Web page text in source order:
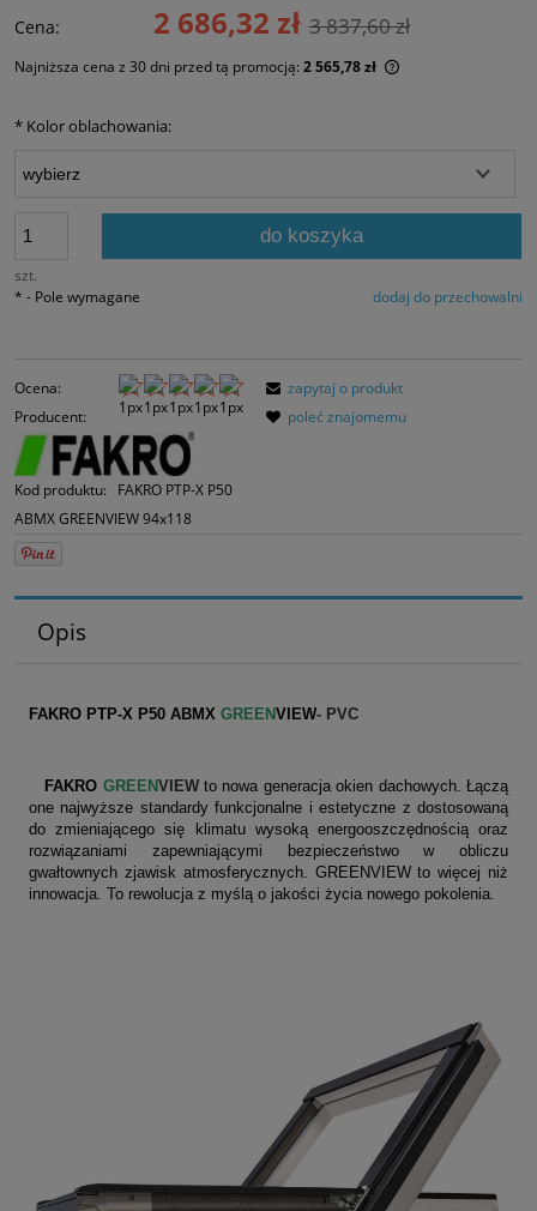
Cena: 2 686,32 zł 3 837,60 zł
Najniższa cena z 30 dni przed tą promocją: 2 565,78 zł
* Kolor oblachowania:
szt.
do koszyka
dodaj do przechowalni
* - Pole wymagane
Ocena:
Producent:
Kod produktu:
FAKRO PTP-X P50
ABMX GREENVIEW 94x118
zapytaj o produkt
poleć znajomemu
Opis
FAKRO PTP-X P50 ABMX GREENVIEW- PVC
FAKRO GREENVIEWto nowa generacja okien dachowych. Łączą
one najwyższe standardy funkcjonalne i estetyczne z dostosowaną
do zmieniającego się klimatu wysoką energooszczędnością oraz
rozwiązaniami zapewniającymi bezpieczeństwo w obliczu
gwałtownych zjawisk atmosferycznych. GREENVIEW to więcej niż
innowacja. To rewolucja z myślą o jakości życia nowego pokolenia.